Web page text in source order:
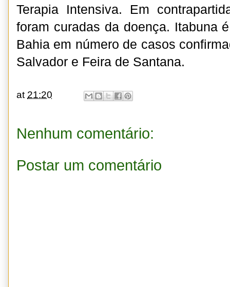
Terapia Intensiva. Em
foram curadas da doença. Itabuna
Bahia em número de casos
Salvador e Feira de Santana.
at 21:20
Nenhum comentário:
Postar um comentário